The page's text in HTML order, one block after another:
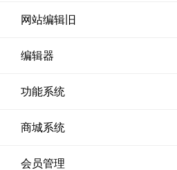
网站编辑旧
编辑器
功能系统
商城系统
会员管理